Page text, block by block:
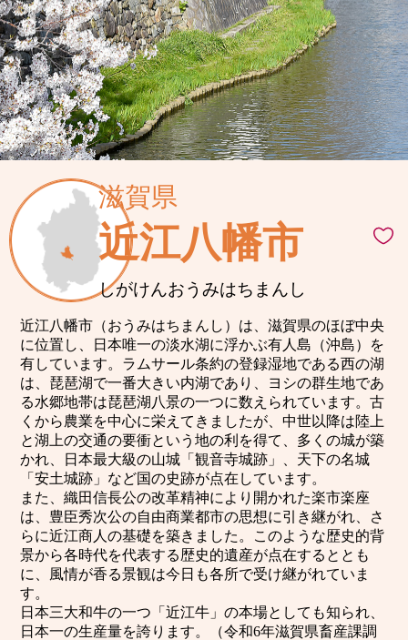
滋賀県
近江八幡市
しがけんおうみはちまんし
近江八幡市（おうみはちまんし）は、滋賀県のほぼ中央
に位置し、日本唯一の淡水湖に浮かぶ有人島（沖島）を
有しています。ラムサール条約の登録湿地である西の湖
は、琵琶湖で一番大きい内湖であり、ヨシの群生地であ
る水郷地帯は琵琶湖八景の一つに数えられています。古
くから農業を中心に栄えてきましたが、中世以降は陸上
と湖上の交通の要衝という地の利を得て、多くの城が築
かれ、日本最大級の山城「観音寺城跡」、天下の名城
「安土城跡」など国の史跡が点在しています。
また、織田信長公の改革精神により開かれた楽市楽座
は、豊臣秀次公の自由商業都市の思想に引き継がれ、さ
らに近江商人の基礎を築きました。このような歴史的背
景から各時代を代表する歴史的遺産が点在するととも
に、風情が香る景観は今日も各所で受け継がれていま
す。
日本三大和牛の一つ「近江牛」の本場としても知られ、
日本一の生産量を誇ります。（令和6年滋賀県畜産課調